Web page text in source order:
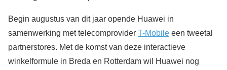
Begin augustus van dit jaar opende Huawei in
samenwerking met telecomprovider T-Mobile een tweetal
partnerstores. Met de komst van deze interactieve
winkelformule in Breda en Rotterdam wil Huawei nog